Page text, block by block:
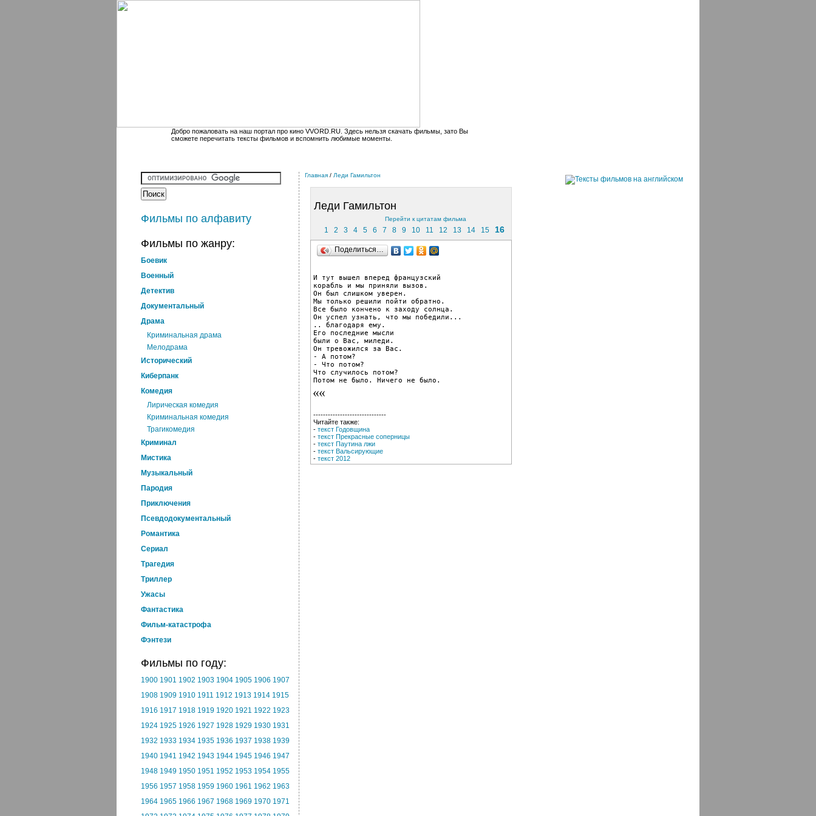
Добро пожаловать на наш портал про кино VVORD.RU. Здесь нельзя скачать фильмы, зато Вы
сможете перечитать тексты фильмов и вспомнить любимые моменты.
Фильмы по алфавиту
Фильмы по жанру:
Боевик
Военный
Детектив
Документальный
Драма
Криминальная драма
Мелодрама
Исторический
Киберпанк
Комедия
Лирическая комедия
Криминальная комедия
Трагикомедия
Криминал
Мистика
Музыкальный
Пародия
Приключения
Псевдодокументальный
Романтика
Cериал
Трагедия
Триллер
Ужасы
Фантастика
Фильм-катастрофа
Фэнтези
Фильмы по году:
1900 1901 1902 1903 1904 1905 1906 1907
1908 1909 1910 1911 1912 1913 1914 1915
1916 1917 1918 1919 1920 1921 1922 1923
1924 1925 1926 1927 1928 1929 1930 1931
1932 1933 1934 1935 1936 1937 1938 1939
1940 1941 1942 1943 1944 1945 1946 1947
1948 1949 1950 1951 1952 1953 1954 1955
1956 1957 1958 1959 1960 1961 1962 1963
1964 1965 1966 1967 1968 1969 1970 1971
Главная / Леди Гамильтон
Леди Гамильтон
Перейти к цитатам фильма
1 2 3 4 5 6 7 8 9 10 11 12 13 14 15 16
Поделиться…
И тут вышел вперед французский
корабль и мы приняли вызов.
Он был слишком уверен.
Мы только решили пойти обратно.
Все было кончено к заходу солнца.
Он успел узнать, что мы победили...
.. благодаря ему.
Его последние мысли
были о Вас, миледи.
Он тревожился за Вас.
- А потом?
- Что потом?
Что случилось потом?
Потом не было. Ничего не было.
------------------------------
Читайте также:
- текст Годовщина
- текст Прекрасные соперницы
- текст Паутина лжи
- текст Вальсирующие
- текст 2012